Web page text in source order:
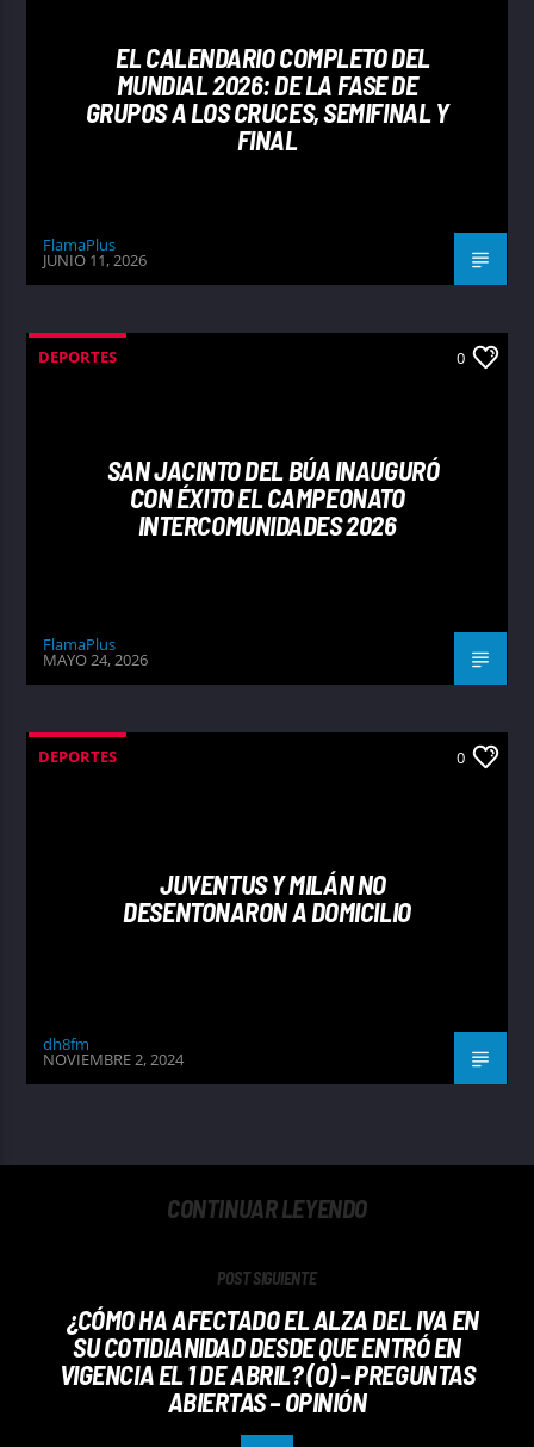
EL CALENDARIO COMPLETO DEL
MUNDIAL 2026: DE LA FASE DE
GRUPOS A LOS CRUCES, SEMIFINAL Y
FINAL
FlamaPlus
JUNIO 11, 2026
DEPORTES 0
SAN JACINTO DEL BÚA INAUGURÓ
CON ÉXITO EL CAMPEONATO
INTERCOMUNIDADES 2026
FlamaPlus
MAYO 24, 2026
DEPORTES 0
JUVENTUS Y MILÁN NO
DESENTONARON A DOMICILIO
dh8fm
NOVIEMBRE 2, 2024
CONTINUAR LEYENDO
POST SIGUIENTE
¿CÓMO HA AFECTADO EL ALZA DEL IVA EN
SU COTIDIANIDAD DESDE QUE ENTRÓ EN
VIGENCIA EL 1 DE ABRIL? (O) – PREGUNTAS
ABIERTAS – OPINIÓN